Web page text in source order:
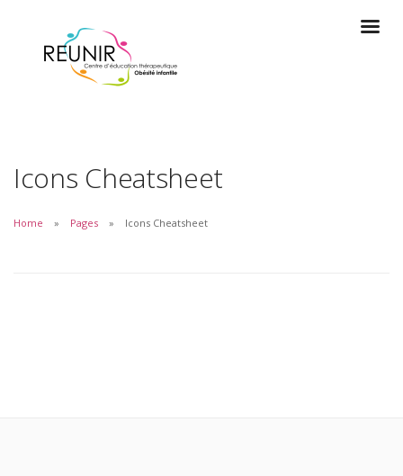
Icons Cheatsheet
Home Pages Icons Cheatsheet